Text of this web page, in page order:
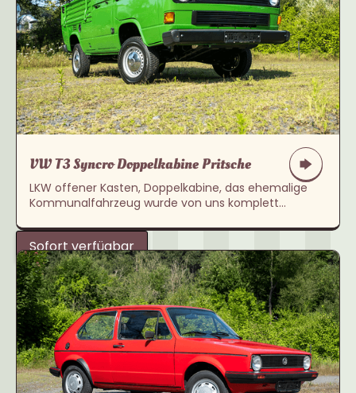
VW T3 Syncro Doppelkabine Pritsche
LKW offener Kasten, Doppelkabine, das ehemalige
Kommunalfahrzeug wurde von uns komplett
Sofort verfügbar